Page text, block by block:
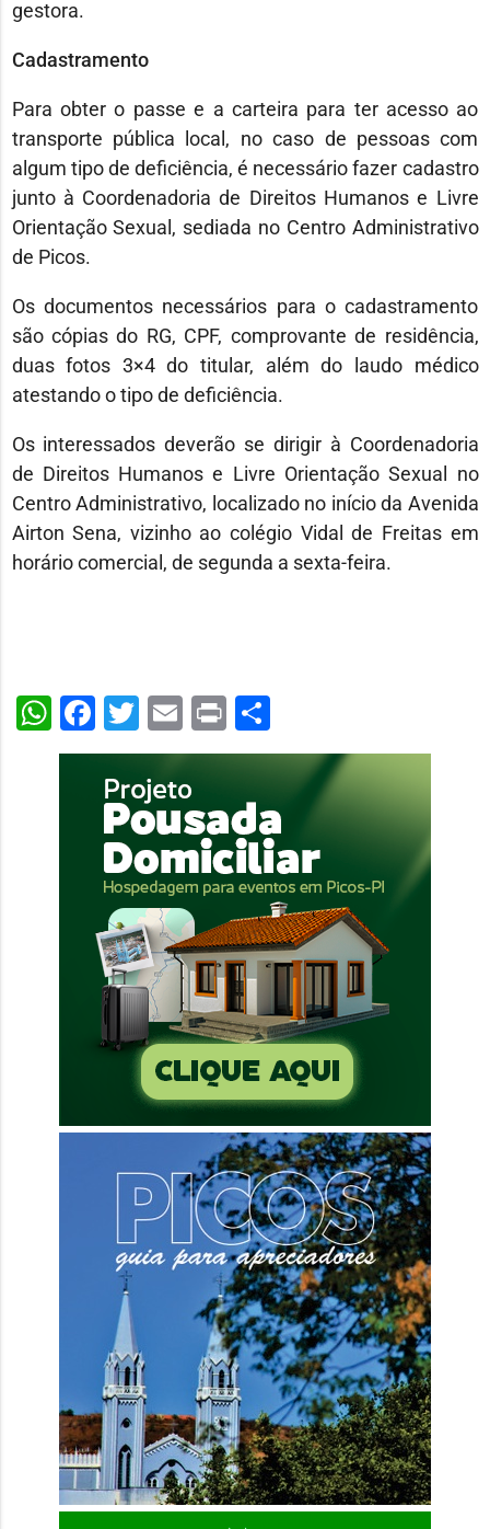
gestora.
Cadastramento
Para obter o passe e a carteira para ter acesso ao
transporte pública local, no caso de pessoas com
algum tipo de deficiência, é necessário fazer cadastro
junto à Coordenadoria de Direitos Humanos e Livre
Orientação Sexual, sediada no Centro Administrativo
de Picos.
Os documentos necessários para o cadastramento
são cópias do RG, CPF, comprovante de residência,
duas fotos 3×4 do titular, além do laudo médico
atestando o tipo de deficiência.
Os interessados deverão se dirigir à Coordenadoria
de Direitos Humanos e Livre Orientação Sexual no
Centro Administrativo, localizado no início da Avenida
Airton Sena, vizinho ao colégio Vidal de Freitas em
horário comercial, de segunda a sexta-feira.
WhatsApp
Facebook
Twitter
Email
PrintShare